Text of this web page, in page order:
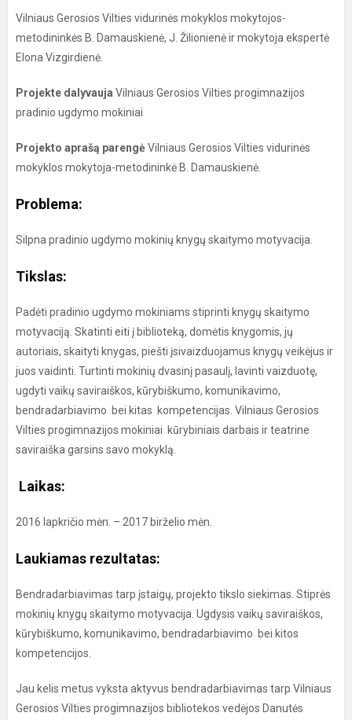
Vilniaus Gerosios Vilties vidurinės mokyklos mokytojos-
metodininkės B. Damauskienė, J. Žilionienė ir mokytoja ekspertė
Elona Vizgirdienė.
Projekte dalyvauja Vilniaus Gerosios Vilties progimnazijos
pradinio ugdymo mokiniai
Projekto aprašą parengėVilniaus Gerosios Vilties vidurinės
mokyklos mokytoja-metodininkė B. Damauskienė.
Problema:
Silpna pradinio ugdymo mokinių knygų skaitymo motyvacija.
Tikslas:
Padėti pradinio ugdymo mokiniams stiprinti knygų skaitymo
motyvaciją. Skatinti eiti į biblioteką, domėtis knygomis, jų
autoriais, skaityti knygas, piešti įsivaizduojamus knygų veikėjus ir
juos vaidinti. Turtinti mokinių dvasinį pasaulį, lavinti vaizduotę,
ugdyti vaikų saviraiškos, kūrybiškumo, komunikavimo,
bendradarbiavimo bei kitas kompetencijas. Vilniaus Gerosios
Vilties progimnazijos mokiniai kūrybiniais darbais ir teatrine
saviraiška garsins savo mokyklą.
Laikas:
2016 lapkričio mėn. – 2017 birželio mėn.
Laukiamas rezultatas:
Bendradarbiavimas tarp įstaigų, projekto tikslo siekimas. Stiprės
mokinių knygų skaitymo motyvacija. Ugdysis vaikų saviraiškos,
kūrybiškumo, komunikavimo, bendradarbiavimo bei kitos
kompetencijos.
Jau kelis metus vyksta aktyvus bendradarbiavimas tarp Vilniaus
Gerosios Vilties progimnazijos bibliotekos vedėjos Danutės